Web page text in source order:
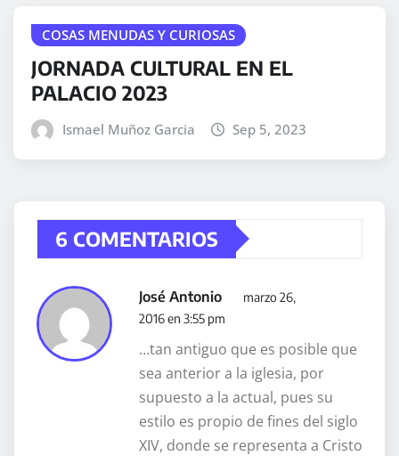
COSAS MENUDAS Y CURIOSAS
JORNADA CULTURAL EN EL
PALACIO 2023
Ismael Muñoz Garcia Sep 5, 2023
6 COMENTARIOS
José Antonio
marzo 26,
2016 en 3:55 pm
…tan antiguo que es posible que
sea anterior a la iglesia, por
supuesto a la actual, pues su
estilo es propio de fines del siglo
XIV, donde se representa a Cristo